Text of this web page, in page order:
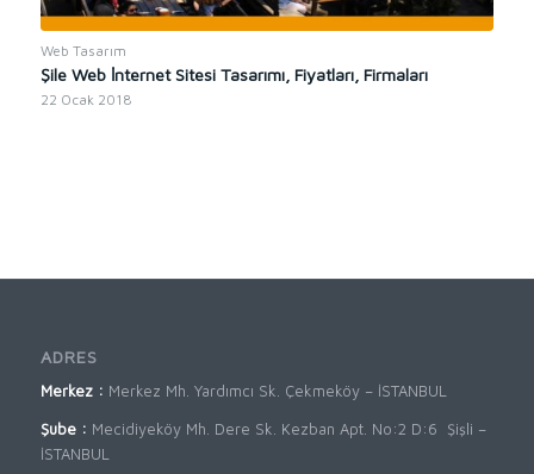
Web Tasarım
Şile Web İnternet Sitesi Tasarımı, Fiyatları, Firmaları
22 Ocak 2018
ADRES
Merkez : Merkez Mh. Yardımcı Sk. Çekmeköy – İSTANBUL
Şube : Mecidiyeköy Mh. Dere Sk. Kezban Apt. No:2 D:6 Şişli –
İSTANBUL